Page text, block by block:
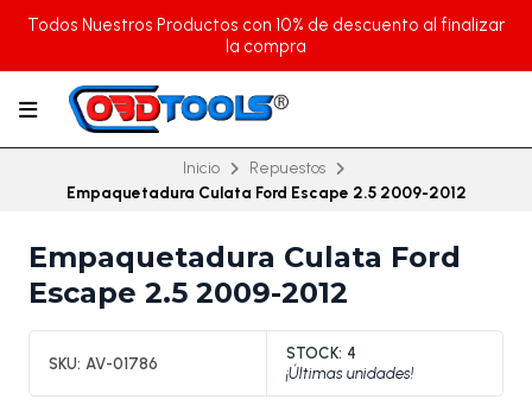
Todos Nuestros Productos con 10% de descuento al finalizar
la compra
Inicio
Repuestos
Empaquetadura Culata Ford Escape 2.5 2009-2012
Empaquetadura Culata Ford
Escape 2.5 2009-2012
SKU: AV-01786
STOCK: 4
¡Últimas unidades!